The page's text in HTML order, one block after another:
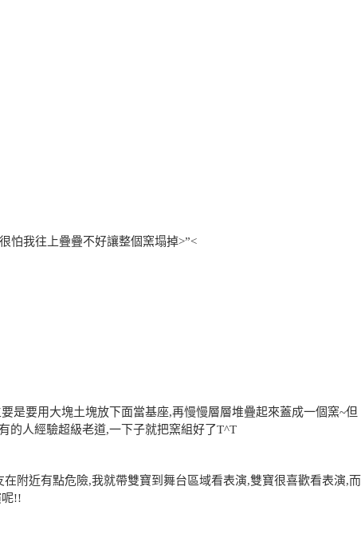
怕我往上疊疊不好讓整個窯塌掉>”<
是要用大塊土塊放下面當基座,再慢慢層層堆疊起來蓋成一個窯~但
的人經驗超級老道,一下子就把窯組好了T^T
附近有點危險,我就帶雙寶到舞台區域看表演,雙寶很喜歡看表演,而
!!